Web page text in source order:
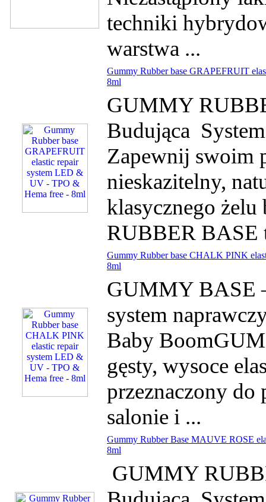
techniki
warstwa ...
Gummy Rubber base GRAPEFRUIT
8ml
GUMMY
Budująca
Zapewnij swoim
nieskazitelny,
klasycznego
RUBBER BASE
Gummy Rubber base CHALK PINK
8ml
GUMMY BASE
system
Baby
gęsty, wysoce
przeznaczony
salonie i ...
Gummy Rubber Base MAUVE ROSE
8ml
GUMMY